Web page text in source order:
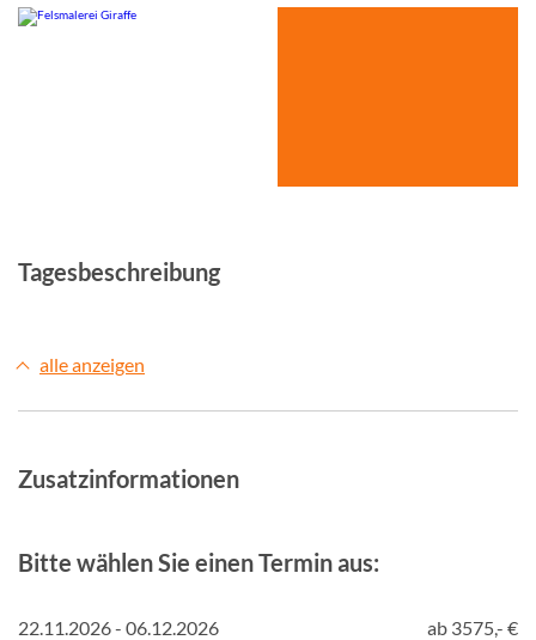
Tagesbeschreibung
alle anzeigen
Zusatzinformationen
Bitte wählen Sie einen Termin aus:
22.11.2026 - 06.12.2026 ab 3575,- €